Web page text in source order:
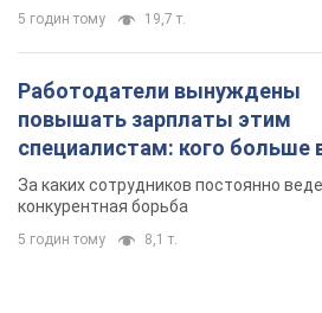
5 годин тому 19,7 т.
Работодатели вынуждены
повышать зарплаты этим
специалистам: кого больше
не хватает на рынке труда
За каких сотрудников постоянно
конкурентная борьба
5 годин тому 8,1 т.